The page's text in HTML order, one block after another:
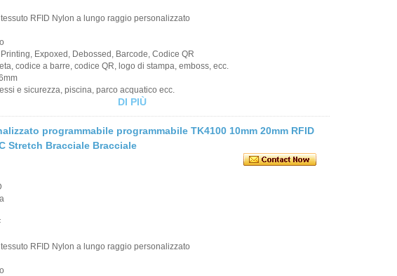
di
autonomo
RFID Nylon a lungo raggio personalizzato
Expoxed, Debossed, Barcode, Codice QR
codice a barre, codice QR, logo di stampa, emboss, ecc.
e sicurezza, piscina, parco acquatico ecc.
DI PIÙ
programmabile programmabile TK4100 10mm 20mm RFID
Stretch Bracciale Bracciale
RFID Nylon a lungo raggio personalizzato